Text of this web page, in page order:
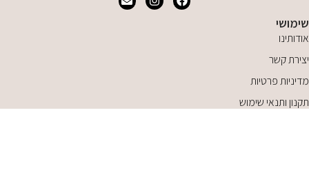
שימושי
אודותינו
יצירת קשר
מדיניות פרטיות
תקנון ותנאי שימוש